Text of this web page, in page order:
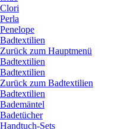
Clori
Perla
Penelope
Badtextilien
Zurück zum Hauptmenü
Badtextilien
Badtextilien
Zurück zum Badtextilien
Badtextilien
Bademäntel
Badetücher
Handtuch-Sets